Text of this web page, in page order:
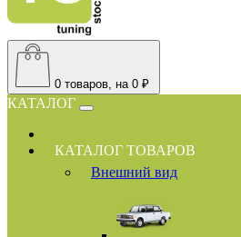
0 товаров, на 0 ₽
КАТАЛОГ
КАТАЛОГ ТОВАРОВ
Внешний вид